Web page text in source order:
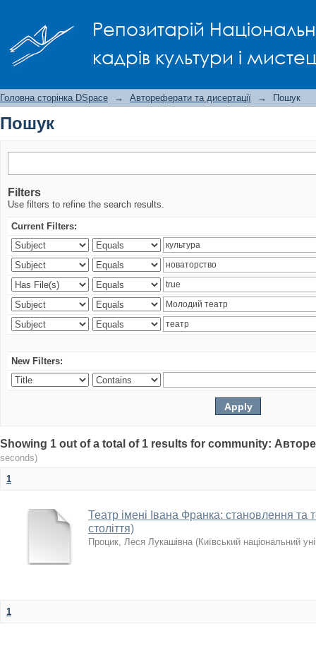
Репозитарій
кадрів культури і
Головна сторінка DSpace → Автореферати та дисертації → Пошук
Пошук
Filters
Use filters to refine the search results.
Current Filters:
New Filters:
Showing 1 out of a total of 1 results for community:
seconds)
1
Театр імені Івана Франка: становлення та
століття)
Процик, Леся Лукашівна (Київський національний
1